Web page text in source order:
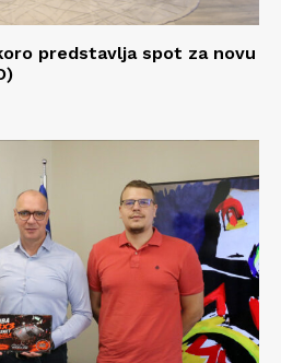
predstavlja spot za novu